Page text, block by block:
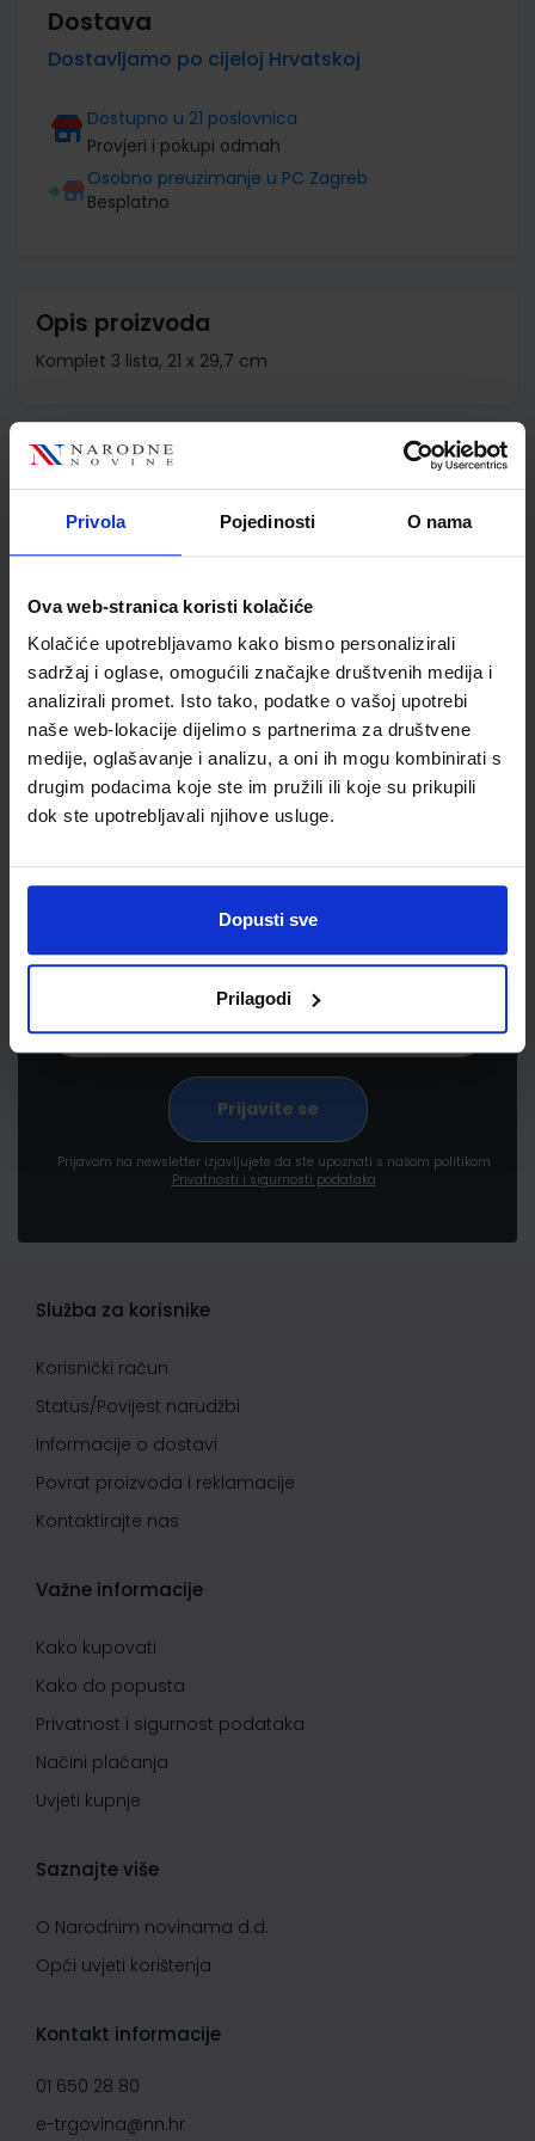
Privola Pojedinosti O nama
Ova web-stranica koristi kolačiće
Kolačiće upotrebljavamo kako bismo personalizirali
sadržaj i oglase, omogućili značajke društvenih medija i
analizirali promet. Isto tako, podatke o vašoj upotrebi
naše web-lokacije dijelimo s partnerima za društvene
medije, oglašavanje i analizu, a oni ih mogu kombinirati s
drugim podacima koje ste im pružili ili koje su prikupili
dok ste upotrebljavali njihove usluge.
Dopusti sve
Prilagodi
Dostava
Dostavljamo po cijeloj Hrvatskoj
Dostupno u 21 poslovnica
Provjeri i pokupi odmah
Osobno preuzimanje u PC Zagreb
Besplatno
Opis proizvoda
Komplet 3 lista, 21 x 29,7 cm
Detalji proizvoda
Šifra proizvoda
011700
proizvodima i uslugama, akcijama i drugim
pogodnostima
Prijavom na newsletter izjavljujete da ste upoznati s našom politikom
Privatnosti i sigurnosti podataka
Služba za korisnike
Korisnički račun
Status/Povijest narudžbi
Informacije o dostavi
Povrat proizvoda i reklamacije
Kontaktirajte nas
Važne informacije
Kako kupovati
Kako do popusta
Privatnost i sigurnost podataka
Načini plaćanja
Uvjeti kupnje
Saznajte više
O Narodnim novinama d.d.
Opći uvjeti korištenja
Kontakt informacije
01 650 28 80
e-trgovina@nn.hr